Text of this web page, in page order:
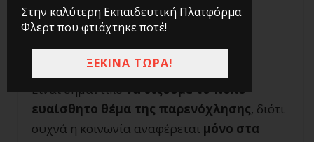
σεβασμό απέναντι στη γυναίκα και να
υποστηρίζεις την πρόληψη της
παρεχνόχλησης.
Είναι σημαντικόνα θίξουμε το πολύ
ευαίσθητο θέμα της παρενόχλησης, διότι
συχνά η κοινωνία αναφέρεται μόνο στα
Στην καλύτερη Εκπαιδευτική Πλατφόρμα
Φλερτ που φτιάχτηκε ποτέ!
ΞΕΚΙΝΑ ΤΩΡΑ!